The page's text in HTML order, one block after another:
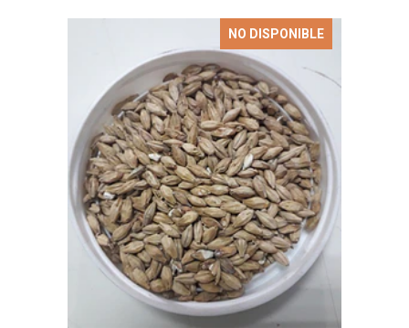
NO DISPONIBLE